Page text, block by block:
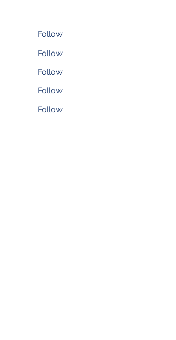
Follow
Follow
Follow
Follow
Follow